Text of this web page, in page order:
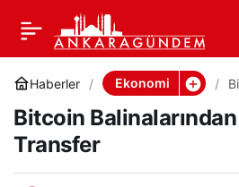
Haberler Ekonomi
Bitcoin
Transfer
Bitcoin Balinalarından
Beklenmedik Transfer